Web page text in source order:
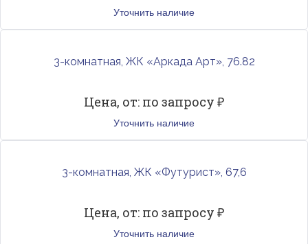
Уточнить наличие
3-комнатная, ЖК «Аркада Арт», 76.82
Цена, от: по запросу ₽
Уточнить наличие
3-комнатная, ЖК «Футурист», 67,6
Цена, от: по запросу ₽
Уточнить наличие